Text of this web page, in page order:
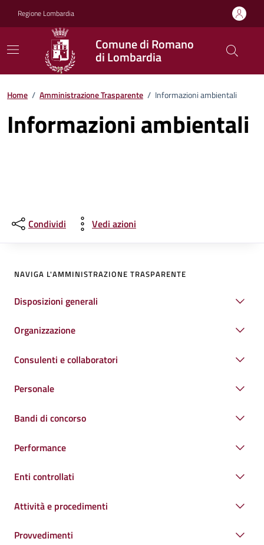
Regione Lombardia
Comune di Romano
di Lombardia
Home / Amministrazione Trasparente / Informazioni ambientali
Informazioni ambientali
Condividi Vedi azioni
NAVIGA L'AMMINISTRAZIONE TRASPARENTE
Disposizioni generali
Organizzazione
Consulenti e collaboratori
Personale
Bandi di concorso
Performance
Enti controllati
Attività e procedimenti
Provvedimenti